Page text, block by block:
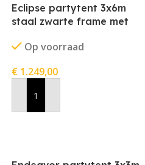
Eclipse partytent 3x6m
staal zwarte frame met
Op voorraad
€ 1.249,00
In Winkelwagen